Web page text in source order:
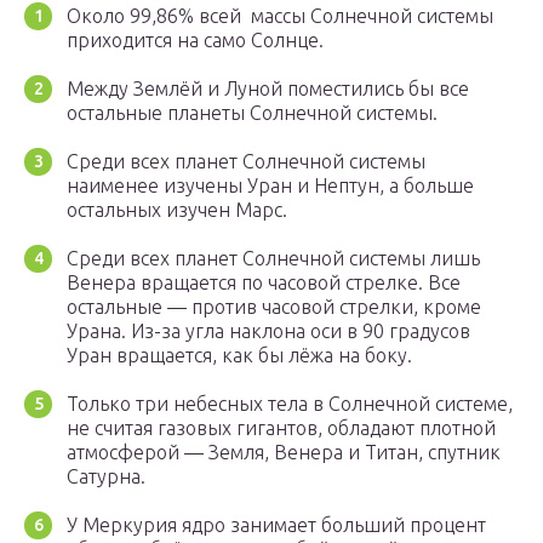
Около 99,86% всей массы Солнечной системы
приходится на само Солнце.
Между Землёй и Луной поместились бы все
остальные планеты Солнечной системы.
Среди всех планет Солнечной системы
наименее изучены Уран и Нептун, а больше
остальных изучен Марс.
Среди всех планет Солнечной системы лишь
Венера вращается по часовой стрелке. Все
остальные — против часовой стрелки, кроме
Урана. Из-за угла наклона оси в 90 градусов
Уран вращается, как бы лёжа на боку.
Только три небесных тела в Солнечной системе,
не считая газовых гигантов, обладают плотной
атмосферой — Земля, Венера и Титан, спутник
Сатурна.
У Меркурия ядро занимает больший процент